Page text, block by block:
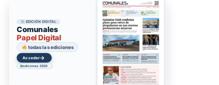
EDICIÓN DIGITAL
Comunales
Papel Digital
todas las ediciones
Acceder→
ediciones 2026